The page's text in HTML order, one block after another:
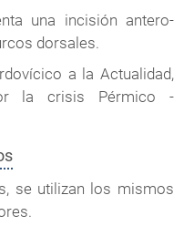
una incisión antero-
dorsales.
a la Actualidad,
la crisis Pérmico -
se utilizan los mismos